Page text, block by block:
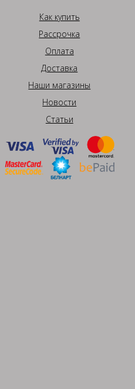
Как купить
Рассрочка
Оплата
Доставка
Наши магазины
Новости
Статьи